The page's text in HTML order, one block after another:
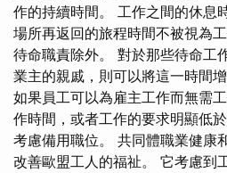
作的持續時間。 工作之間的休息
場所再返回的旅程時間不被視為
待命職責除外。 對於那些待命工
業主的親戚，則可以將這一時間
如果員工可以為雇主工作而無需
作時間，或者工作的要求明顯低
考慮備用職位。 共同體職業健康
改善歐盟工人的福祉。 它考慮到